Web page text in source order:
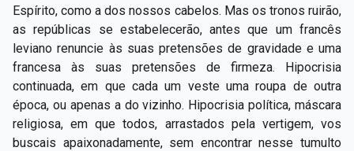
Espírito, como a dos nossos cabelos. Mas os tronos ruirão,
as repúblicas se estabelecerão, antes que um francês
leviano renuncie às suas pretensões de gravidade e uma
francesa às suas pretensões de firmeza. Hipocrisia
continuada, em que cada um veste uma roupa de outra
época, ou apenas a do vizinho. Hipocrisia política, máscara
religiosa, em que todos, arrastados pela vertigem, vos
buscais apaixonadamente, sem encontrar nesse tumulto